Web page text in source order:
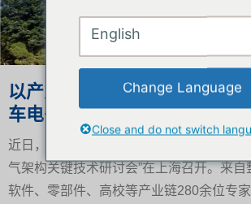
以产业实践赋能标准建设｜东
车电子电气架构工作组副主任
近日，由电动汽车产业技术创新战略联盟
气架构关键技术研讨会”在上海召开。来
软件、零部件、高校等产业链280余位专
English
Change Language
Close and do not switch